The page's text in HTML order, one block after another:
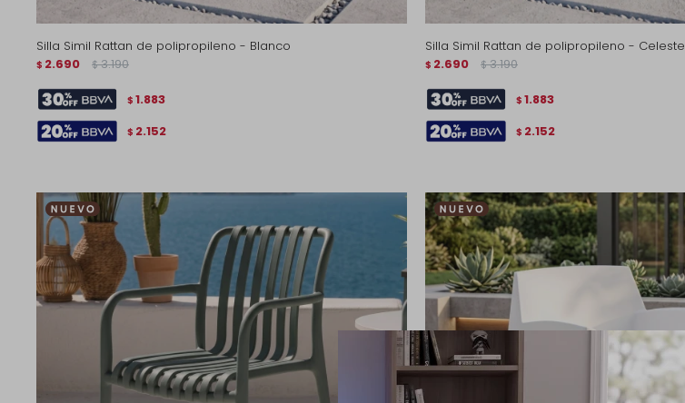
Silla Simil Rattan de polipropileno - Blanco
$ 2.690 $ 3.190
$ 1.883
$ 2.152
Silla Simil Rattan de polipropileno - Celeste
$ 2.690 $ 3.190
$ 1.883
$ 2.152